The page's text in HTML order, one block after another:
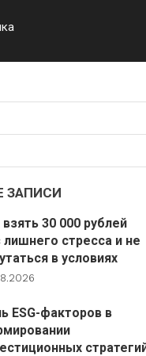
ЗАПИСИ
взять 30 000 рублей
лишнего стресса и не
в условиях
ESG-факторов в